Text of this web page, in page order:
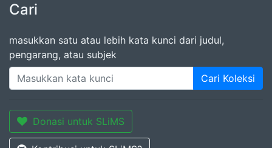
Cari
masukkan satu atau lebih kata kunci dari judul,
pengarang, atau subjek
Cari Koleksi
Donasi untuk SLiMS